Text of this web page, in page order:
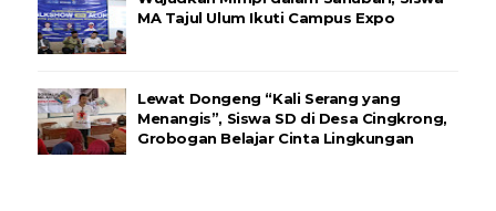
MA Tajul Ulum Ikuti Campus Expo
Lewat Dongeng “Kali Serang yang
Menangis”, Siswa SD di Desa Cingkrong,
Grobogan Belajar Cinta Lingkungan